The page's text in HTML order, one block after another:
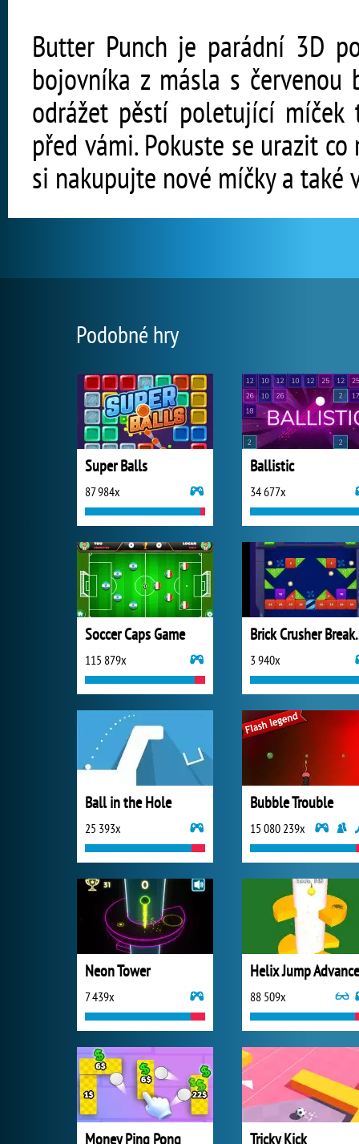
Butter Punch je parádní 3D
bojovníka z másla s červenou
odrážet pěstí poletující
před vámi. Pokuste se urazit
si nakupujte nové míčky a také
Podobné hry
Super Balls
87 984x
Ballistic
34 677x
Soccer Caps Game
115 879x
Brick
3 940x
Ball in the Hole
25 393x
Bubble Trouble
15 080 239x
Neon Tower
7 439x
Helix Jump
88 509x
Money Ping Pong Tricky Kick